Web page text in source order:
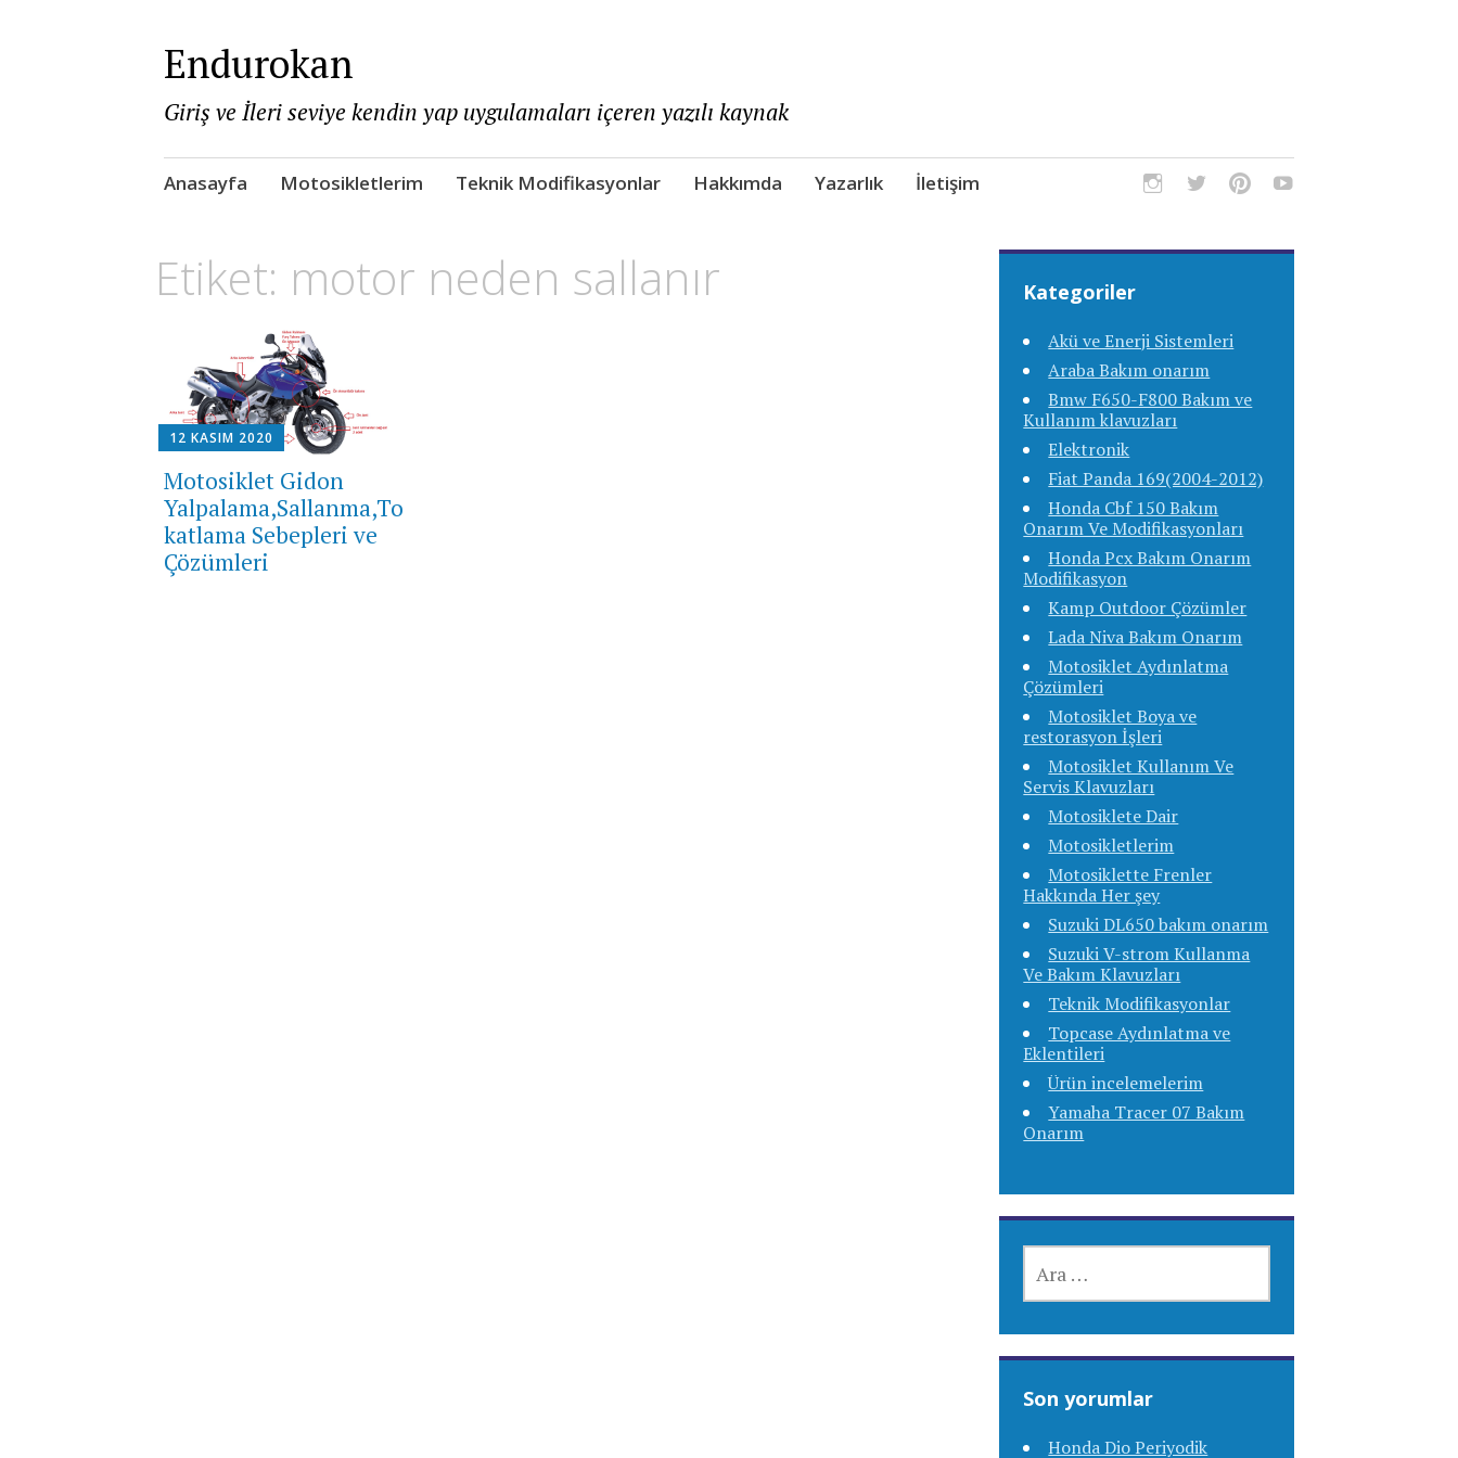
Endurokan
Giriş ve İleri seviye kendin yap uygulamaları içeren yazılı kaynak
Skip
Anasayfa Motosikletlerim Teknik Modifikasyonlar Hakkımda Yazarlık İletişim
Etiket: motor neden sallanır
12 KASIM 2020
Motosiklet Gidon
Yalpalama,Sallanma,To
katlama Sebepleri ve
Çözümleri
Kategoriler
Akü ve Enerji Sistemleri
Araba Bakım onarım
Bmw F650-F800 Bakım ve
Kullanım klavuzları
Elektronik
Fiat Panda 169(2004-2012)
Honda Cbf 150 Bakım
Onarım Ve Modifikasyonları
Honda Pcx Bakım Onarım
Modifikasyon
Kamp Outdoor Çözümler
Lada Niva Bakım Onarım
Motosiklet Aydınlatma
Çözümleri
Motosiklet Boya ve
restorasyon İşleri
Motosiklet Kullanım Ve
Servis Klavuzları
Motosiklete Dair
Motosikletlerim
Motosiklette Frenler
Hakkında Her şey
Suzuki DL650 bakım onarım
Suzuki V-strom Kullanma
Ve Bakım Klavuzları
Teknik Modifikasyonlar
Topcase Aydınlatma ve
Eklentileri
Ürün incelemelerim
Yamaha Tracer 07 Bakım
Onarım
Son yorumlar
Honda Dio Periyodik